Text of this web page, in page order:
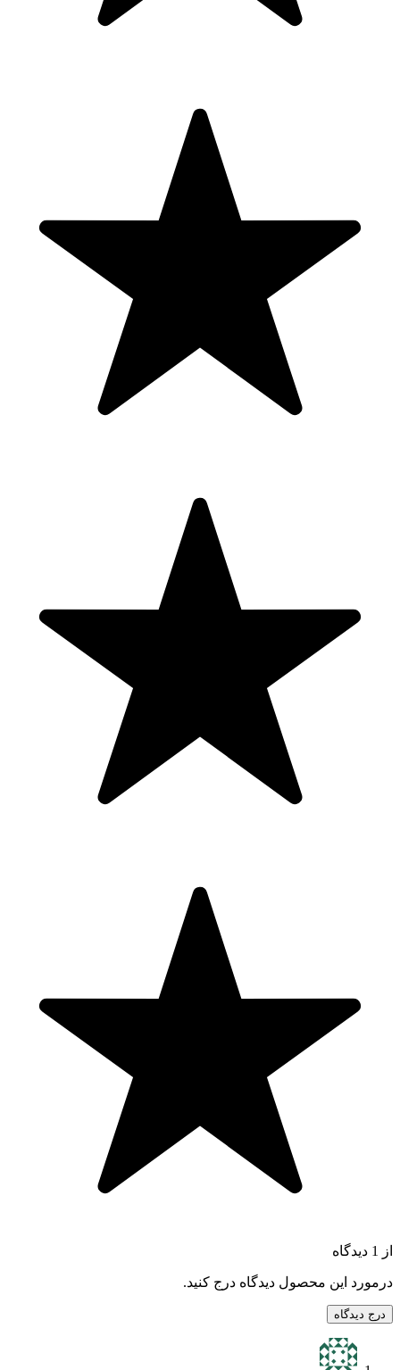
از 1 دیدگاه
درمورد این محصول دیدگاه درج کنید.
درج دیدگاه